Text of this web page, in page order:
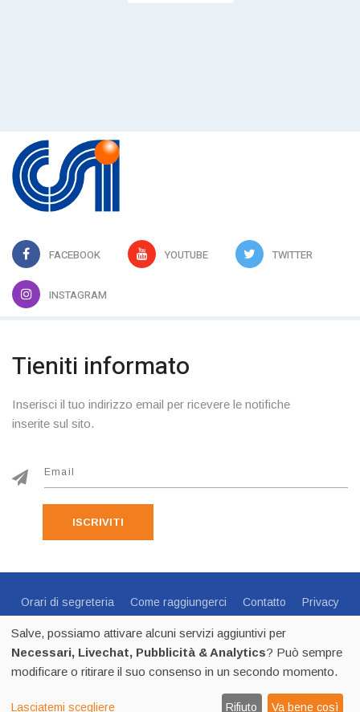
FACEBOOK YOUTUBE TWITTER
INSTAGRAM
Tieniti informato
Inserisci il tuo indirizzo email per ricevere le notifiche
inserite sul sito.
ISCRIVITI
Orari di segreteria Come raggiungerci Contatto
Privacy
Centro Sportivo Italiano Comitato di Trento - via C.Endrici, 20
Trento -0461 1821695- CF 80018840225 - p.iva 02518100223
2026CSI Trento - Tutti i diritti riservatiby Thecma.net
Salve, possiamo attivare alcuni servizi aggiuntivi per
Necessari, Livechat, Pubblicità & Analytics? Può sempre
modificare o ritirare il suo consenso in un secondo momento.
Lasciatemi scegliere Rifiuto Va bene così